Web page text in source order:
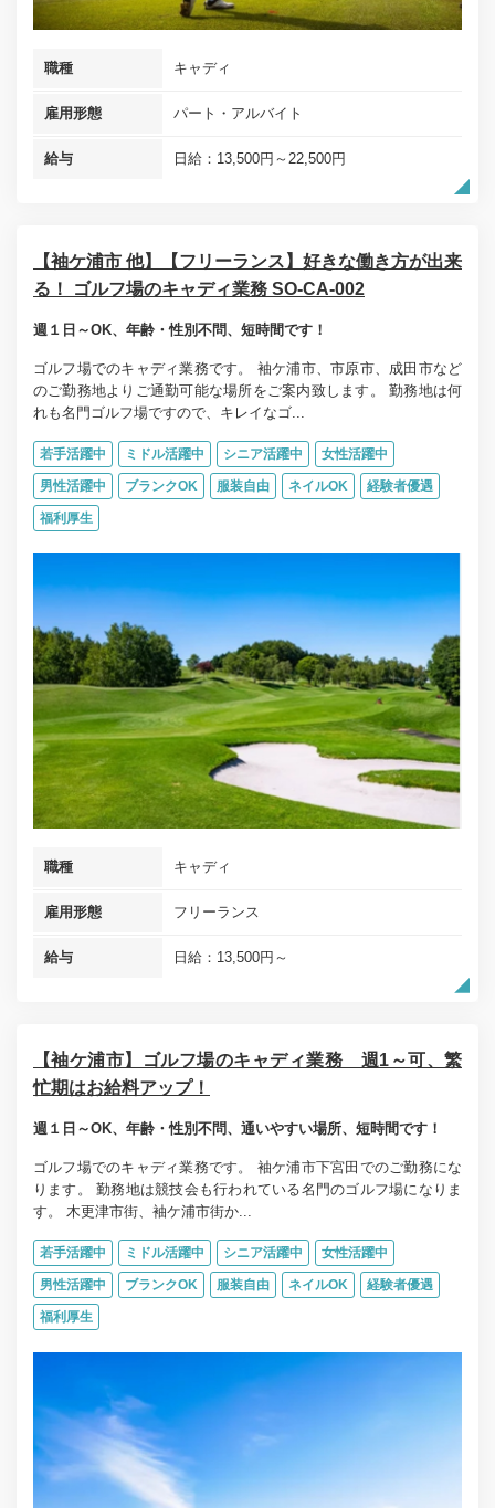
職種 キャディ
雇用形態 パート・アルバイト
給与 日給：13,500円～22,500円
【袖ケ浦市 他】【フリーランス】好きな働き方が出来
る！ ゴルフ場のキャディ業務 SO-CA-002
週１日～OK、年齢・性別不問、短時間です！
ゴルフ場でのキャディ業務です。 袖ケ浦市、市原市、成田市など
のご勤務地よりご通勤可能な場所をご案内致します。 勤務地は何
れも名門ゴルフ場ですので、キレイなゴ...
若手活躍中 ミドル活躍中 シニア活躍中 女性活躍中
男性活躍中 ブランクOK 服装自由 ネイルOK 経験者優遇
福利厚生
職種 キャディ
雇用形態 フリーランス
給与 日給：13,500円～
【袖ケ浦市】ゴルフ場のキャディ業務 週1～可、繁
忙期はお給料アップ！
週１日～OK、年齢・性別不問、通いやすい場所、短時間です！
ゴルフ場でのキャディ業務です。 袖ケ浦市下宮田でのご勤務にな
ります。 勤務地は競技会も行われている名門のゴルフ場になりま
す。 木更津市街、袖ケ浦市街か...
若手活躍中 ミドル活躍中 シニア活躍中 女性活躍中
男性活躍中 ブランクOK 服装自由 ネイルOK 経験者優遇
福利厚生